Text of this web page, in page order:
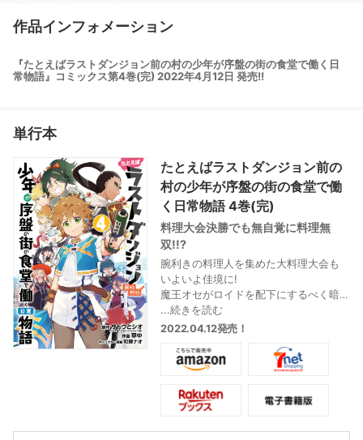
作品インフォメーション
『たとえばラストダンジョン前の村の少年が序盤の街の食堂で働く日
常物語』コミックス第4巻(完) 2022年4月12日 発売!!
単行本
たとえばラストダンジョン前の
村の少年が序盤の街の食堂で働
く日常物語 4巻(完)
料理大会決勝でも無自覚に料理無
双!!?
腕利きの料理人を集めた大料理大会も
いよいよ佳境に!
魔王オセがロイドを配下にするべく暗
躍する中、数々の妨害を天然で突破し
て、遂にロイドは決勝戦に進出する。
そして、迎えた孤高の凄腕料理人・サ
ンシシとの料理対決の結末は!? 無自覚
に無敵な少年が、日常でもやっぱり無
意識にチートするスピンオフコミック
最終4巻!!
...続きを読む
2022.04.12発売！